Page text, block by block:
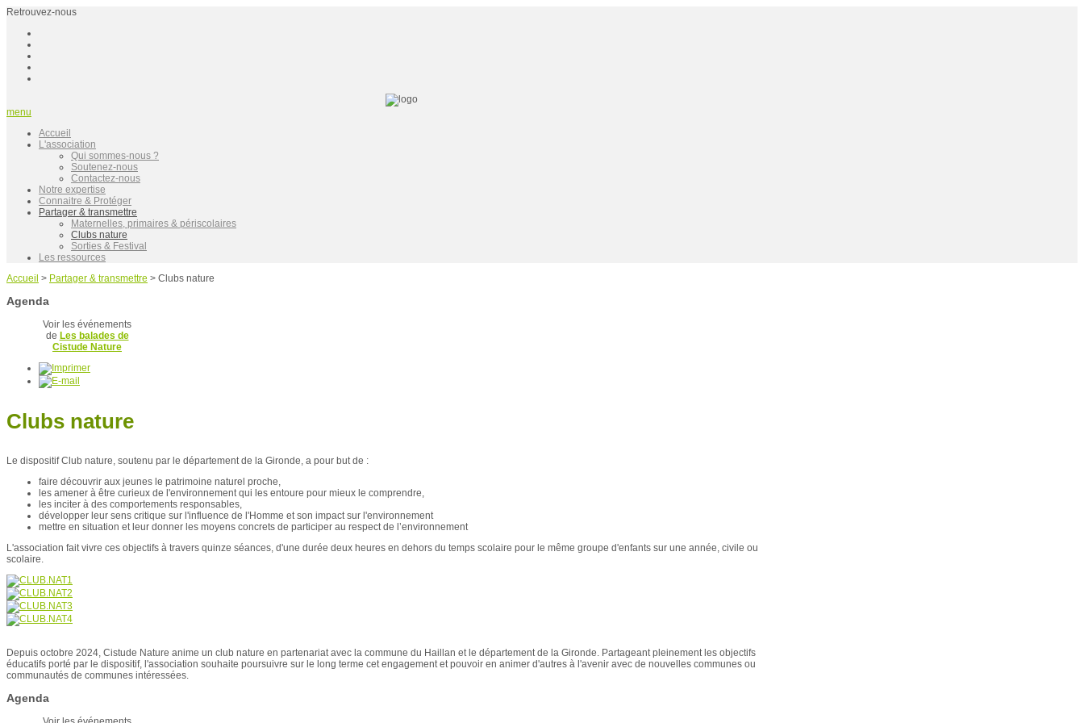
Retrouvez-nous
menu
Accueil
L'association
Qui sommes-nous ?
Soutenez-nous
Contactez-nous
Notre expertise
Connaitre & Protéger
Partager & transmettre
Maternelles, primaires & périscolaires
Clubs nature
Sorties & Festival
Les ressources
Accueil > Partager & transmettre > Clubs nature
Agenda
Voir les événements
de Les balades de
Cistude Nature
Clubs nature
Le dispositif Club nature, soutenu par le département de la Gironde, a pour but de :
faire découvrir aux jeunes le patrimoine naturel proche,
les amener à être curieux de l'environnement qui les entoure pour mieux le comprendre,
les inciter à des comportements responsables,
développer leur sens critique sur l'influence de l'Homme et son impact sur l'environnement
mettre en situation et leur donner les moyens concrets de participer au respect de l’environnement
L'association fait vivre ces objectifs à travers quinze séances, d'une durée deux heures en dehors du temps scolaire pour le même groupe d'enfants sur une année, civile ou
scolaire.
Depuis octobre 2024, Cistude Nature anime un club nature en partenariat avec la commune du Haillan et le département de la Gironde. Partageant pleinement les objectifs
éducatifs porté par le dispositif, l'association souhaite poursuivre sur le long terme cet engagement et pouvoir en animer d'autres à l'avenir avec de nouvelles communes ou
communautés de communes intéressées.
Agenda